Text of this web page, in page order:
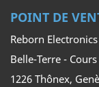
POINT DE
Reborn Electronics
Belle-Terre -
1226 Thônex,